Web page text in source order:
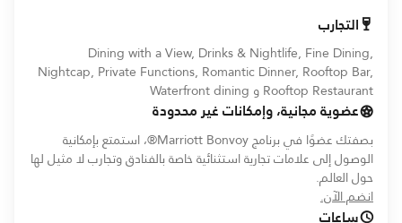
التجارب
Dining with a View, Drinks & Nightlife, Fine Dining,
Nightcap, Private Functions, Romantic Dinner, Rooftop Bar,
Rooftop Restaurant و Waterfront dining
عضوية مجانية، وإمكانات غير محدودة
بصفتك عضوًا في برنامج Marriott Bonvoy®، استمتع بإمكانية
الوصول إلى علامات تجارية استثنائية خاصة بالفنادق وتجارب لا مثيل لها
حول العالم.
انضم الآن.
ساعات